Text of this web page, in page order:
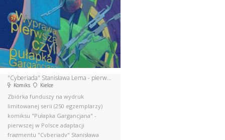
"Cyberiada" Stanisława Lema - pierwszy raz w komiksie.
Komiks Kielce
Zbiórka funduszy na wydruk
limitowanej serii (250 egzemplarzy)
komiksu "Pułapka Gargancjana" -
pierwszej w Polsce adaptacji
fragmentu "Cyberiady" Stanisława